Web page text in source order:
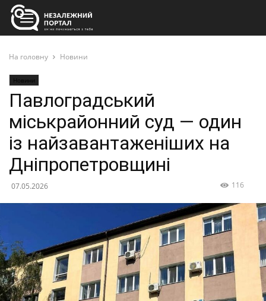
На головну Новини
Новини
Павлоградський
міськрайонний суд — один
із найзавантаженіших на
Дніпропетровщині
07.05.2026 116